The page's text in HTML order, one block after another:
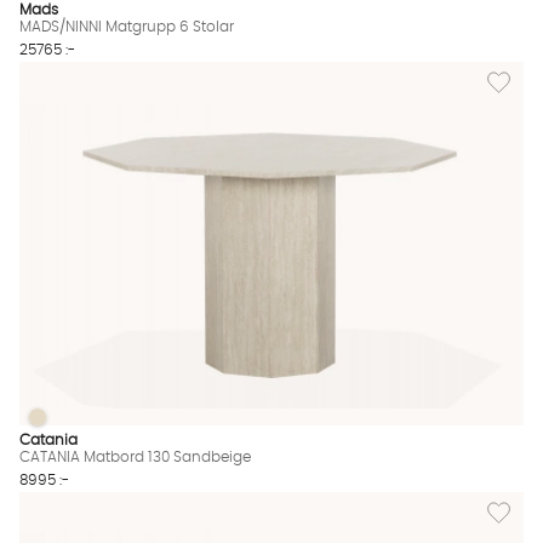
Mads
MADS/NINNI Matgrupp 6 Stolar
25765 :-
Lägg
CATANIA Matbord 130 Sandbeige Finns även i dessa färger:
CATANIA Matbord 130 Sandbeige
Catania
CATANIA Matbord 130 Sandbeige
8995 :-
Lägg